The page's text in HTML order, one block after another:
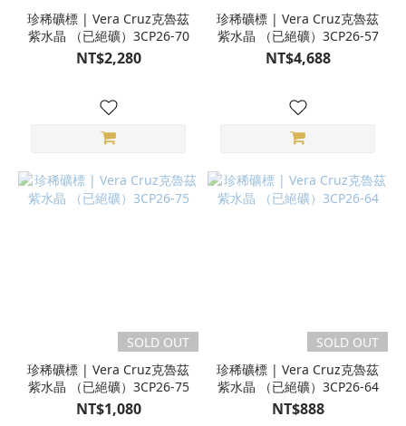
珍稀礦標 | Vera Cruz克魯茲
紫水晶 （已絕礦）3CP26-70
NT$2,280
珍稀礦標 | Vera Cruz克魯茲
紫水晶 （已絕礦）3CP26-57
NT$4,688
SOLD OUT
珍稀礦標 | Vera Cruz克魯茲
紫水晶 （已絕礦）3CP26-75
NT$1,080
SOLD OUT
珍稀礦標 | Vera Cruz克魯茲
紫水晶 （已絕礦）3CP26-64
NT$888